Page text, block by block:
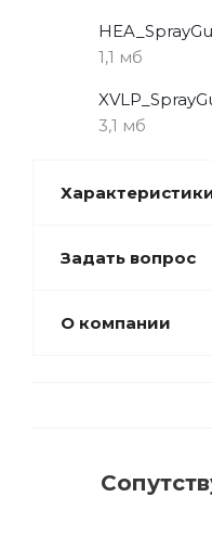
1,1 мб
3,1 мб
Задать вопрос
О компании